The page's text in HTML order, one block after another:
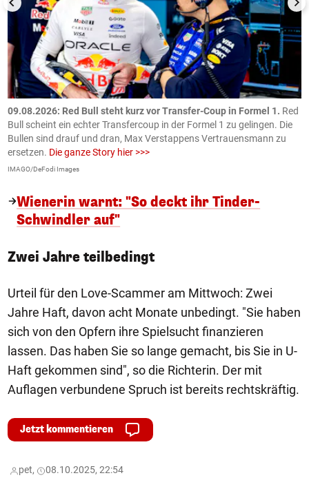
09.08.2026: Red Bull steht kurz vor Transfer-Coup in Formel 1. Red
Bull scheint ein echter Transfercoup in der Formel 1 zu gelingen. Die
Bullen sind drauf und dran, Max Verstappens Vertrauensmann zu
ersetzen. Die ganze Story hier >>>
IMAGO/DeFodi Images
Wienerin warnt: "So deckt ihr Tinder-
Schwindler auf"
Zwei Jahre teilbedingt
Urteil für den Love-Scammer am Mittwoch: Zwei
Jahre Haft, davon acht Monate unbedingt. "Sie haben
sich von den Opfern ihre Spielsucht finanzieren
lassen. Das haben Sie so lange gemacht, bis Sie in U-
Haft gekommen sind", so die Richterin. Der mit
Auflagen verbundene Spruch ist bereits rechtskräftig.
Jetzt kommentieren
pet, 08.10.2025, 22:54